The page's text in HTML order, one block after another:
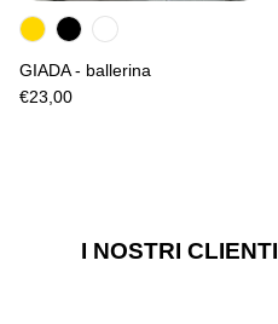
GIADA - ballerina
€23,00
I NOSTRI